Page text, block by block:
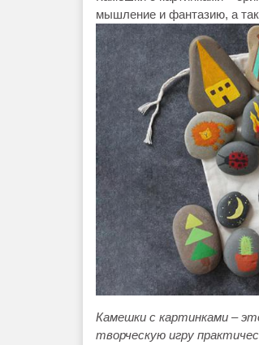
мышление и фантазию, а
Камешки с картинками –
творческую игру